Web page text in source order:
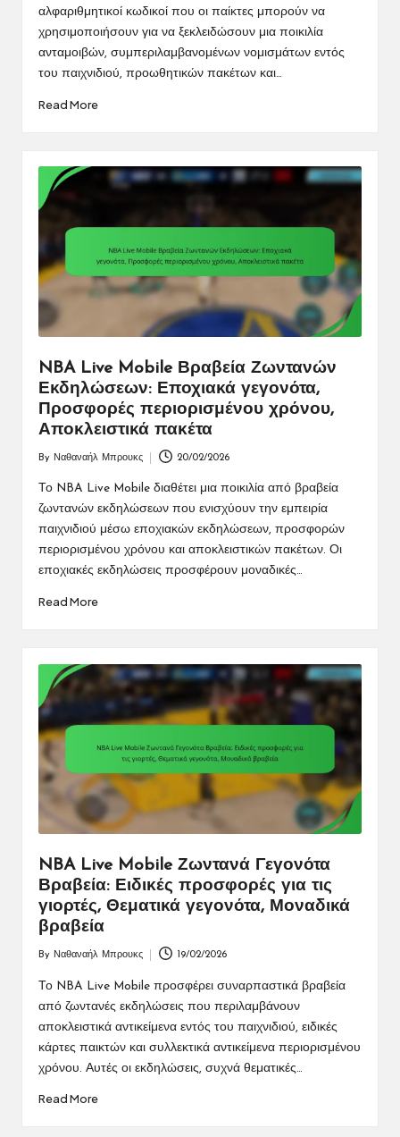
αλφαριθμητικοί κωδικοί που οι παίκτες μπορούν να
χρησιμοποιήσουν για να ξεκλειδώσουν μια ποικιλία
ανταμοιβών, συμπεριλαμβανομένων νομισμάτων εντός
του παιχνιδιού, προωθητικών πακέτων και…
Read More
NBA Live Mobile Βραβεία Ζωντανών
Εκδηλώσεων: Εποχιακά γεγονότα,
Προσφορές περιορισμένου χρόνου,
Αποκλειστικά πακέτα
by
By Ναθαναήλ Μπρουκς 20/02/2026
Το NBA Live Mobile διαθέτει μια ποικιλία από βραβεία
ζωντανών εκδηλώσεων που ενισχύουν την εμπειρία
παιχνιδιού μέσω εποχιακών εκδηλώσεων, προσφορών
περιορισμένου χρόνου και αποκλειστικών πακέτων. Οι
εποχιακές εκδηλώσεις προσφέρουν μοναδικές…
Read More
NBA Live Mobile Ζωντανά Γεγονότα
Βραβεία: Ειδικές προσφορές για τις
γιορτές, Θεματικά γεγονότα, Μοναδικά
βραβεία
by
By Ναθαναήλ Μπρουκς 19/02/2026
Το NBA Live Mobile προσφέρει συναρπαστικά βραβεία
από ζωντανές εκδηλώσεις που περιλαμβάνουν
αποκλειστικά αντικείμενα εντός του παιχνιδιού, ειδικές
κάρτες παικτών και συλλεκτικά αντικείμενα περιορισμένου
χρόνου. Αυτές οι εκδηλώσεις, συχνά θεματικές…
Read More